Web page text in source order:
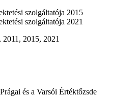
szolgáltatója 2015
szolgáltatója 2021
2015, 2021
és a Varsói Értéktőzsde